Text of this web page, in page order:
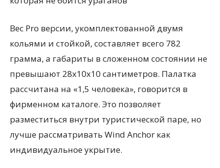
Вес Pro версии, укомплектованной двумя
кольями и стойкой, составляет всего 782
грамма, а габариты в сложенном состоянии не
превышают 28х10х10 сантиметров. Палатка
рассчитана на «1,5 человека», говорится в
фирменном каталоге. Это позволяет
разместиться внутри туристической паре, но
лучше рассматривать Wind Anchor как
индивидуальное укрытие.